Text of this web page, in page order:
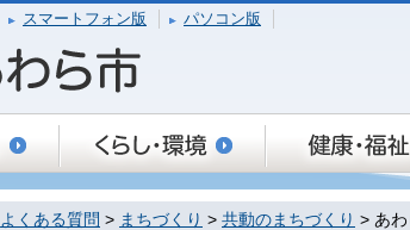
スマートフォン版
パソコン版
よくある質問 > まちづくり > 共動のまちづくり > あ